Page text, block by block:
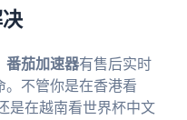
番茄加速器有售后实时
。不管你是在香港看
是在越南看世界杯中文